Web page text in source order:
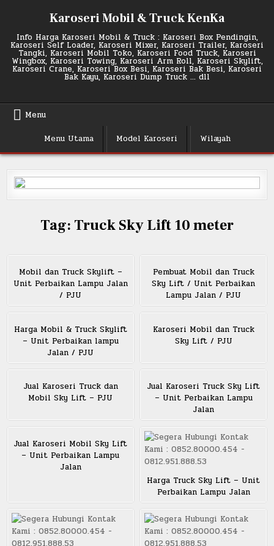
Karoseri Mobil & Truck KenKa
Info Harga Karoseri Mobil & Truck : Karoseri Box Pendingin,
Karoseri Self Loader, Karoseri Mixer, Karoseri Trailer, Karoseri
Tangki, Karoseri Mobil Toko, Karoseri Food Truck, Karoseri
Wingbox, Karoseri Towing, Karoseri Arm Roll, Karoseri Skylift,
Karoseri Crane, Karoseri Box Besi, Karoseri Bak Besi, Karoseri
Bak Kayu, Karoseri Dump Truck … dll
Menu
Menu Utama
Model Karoseri Wilayah
Tag: Truck Sky Lift 10 meter
Mobil dan Truck Skylift –
Unit Perbaikan Lampu Jalan
/ PJU
Pembuat Mobil dan Truck
Sky Lift / Unit Perbaikan
Lampu Jalan / PJU
Harga Mobil & Truck Skylift
– Unit Perbaikan lampu
Jalan / PJU
Karoseri Mobil dan Truck
Sky Lift / PJU
Jual Karoseri Truck dan
Mobil Sky Lift – PJU
Jual Karoseri Truck Sky Lift
– Unit Perbaikan Lampu
Jalan
Jual Karoseri Mobil Sky Lift
– Unit Perbaikan Lampu
Jalan
Harga Truck Sky Lift – Unit
Perbaikan Lampu Jalan